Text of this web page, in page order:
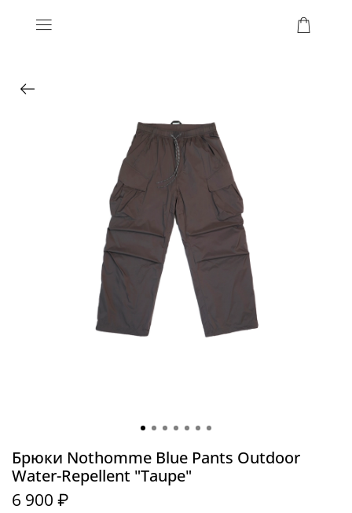
Брюки Nothomme Blue Pants Outdoor
Water-Repellent "Taupe"
6 900 ₽